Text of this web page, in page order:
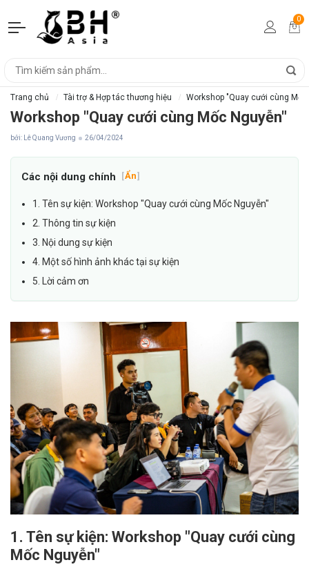
0
Trang chủ Tài trợ & Hợp tác thương hiệu Workshop "Quay cưới cùng Mốc
Workshop "Quay cưới cùng Mốc Nguyễn"
bởi: Lê Quang Vương 26/04/2024
Các nội dung chính [Ẩn]
1. Tên sự kiện: Workshop "Quay cưới cùng Mốc Nguyễn"
2. Thông tin sự kiện
3. Nội dung sự kiện
4. Một số hình ảnh khác tại sự kiện
5. Lời cảm ơn
1. Tên sự kiện: Workshop "Quay cưới cùng
Mốc Nguyễn"